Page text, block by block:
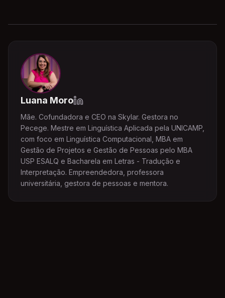
Luana Moro
Mãe. Cofundadora e CEO na Skylar. Gestora no
Pecege. Mestre em Linguística Aplicada pela UNICAMP,
com foco em Linguística Computacional, MBA em
Gestão de Projetos e Gestão de Pessoas pelo MBA
USP ESALQ e Bacharela em Letras - Tradução e
Interpretação. Empreendedora, professora
universitária, gestora de pessoas e mentora.